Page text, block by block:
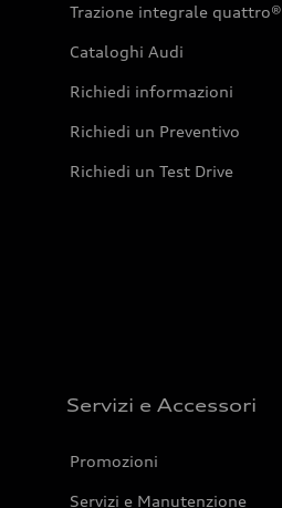
Trazione integrale quattro®
Cataloghi Audi
Richiedi informazioni
Richiedi un Preventivo
Richiedi un Test Drive
Servizi e Accessori
Promozioni
Servizi e Manutenzione